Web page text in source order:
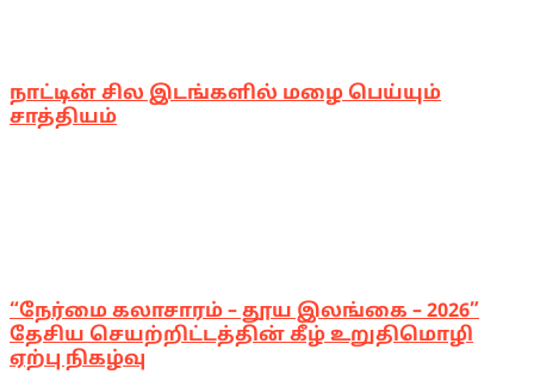
நாட்டின் சில இடங்களில் மழை பெய்யும்
சாத்தியம்
“நேர்மை கலாசாரம் – தூய இலங்கை – 2026”
தேசிய செயற்றிட்டத்தின் கீழ் உறுதிமொழி
ஏற்பு நிகழ்வு